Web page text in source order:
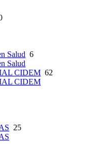
Salud 6
Salud
CIDEM 62
CIDEM
25